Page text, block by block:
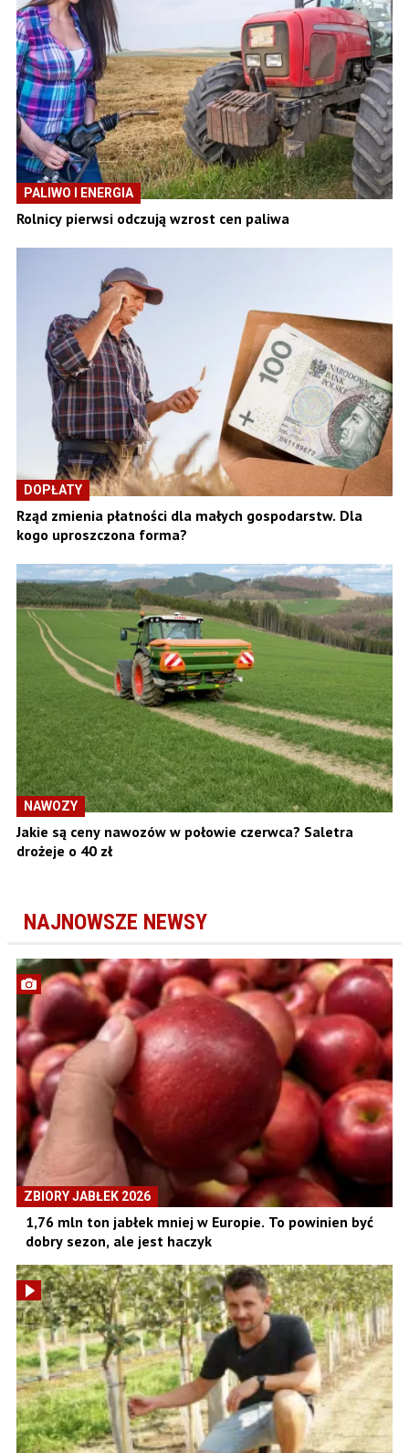
PALIWO I ENERGIA
Rolnicy pierwsi odczują wzrost cen paliwa
DOPŁATY
Rząd zmienia płatności dla małych gospodarstw. Dla
kogo uproszczona forma?
NAWOZY
Jakie są ceny nawozów w połowie czerwca? Saletra
drożeje o 40 zł
NAJNOWSZE NEWSY
ZBIORY JABŁEK 2026
1,76 mln ton jabłek mniej w Europie. To powinien być
dobry sezon, ale jest haczyk